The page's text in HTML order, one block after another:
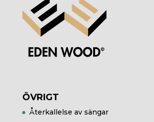
ÖVRIGT
Återkallelse av sängar